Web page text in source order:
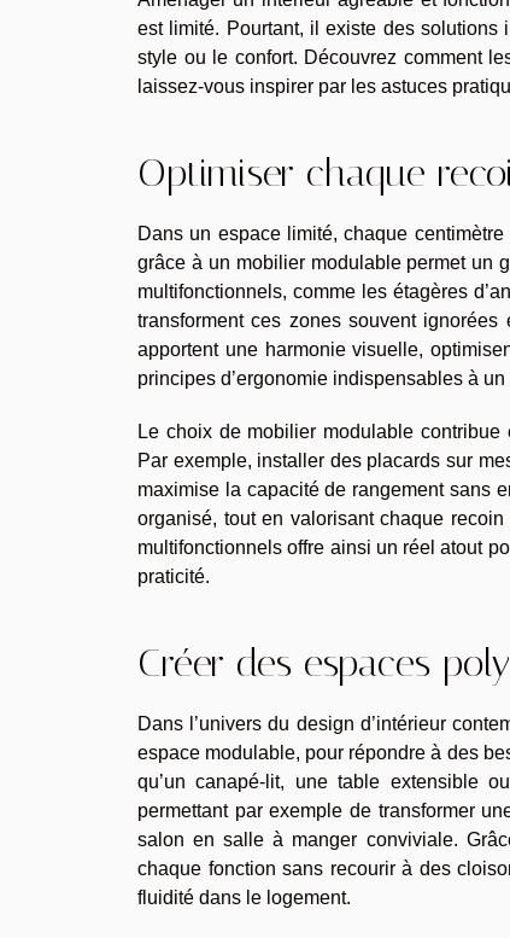
est limité. Pourtant, il existe des solutions
style ou le confort. Découvrez comment
laissez-vous inspirer par les astuces
Optimiser chaque
Dans un espace limité, chaque
grâce à un mobilier modulable permet un
multifonctionnels, comme les étagères
transforment ces zones souvent
apportent une harmonie visuelle,
principes d’ergonomie indispensables à
Le choix de mobilier modulable
Par exemple, installer des placards sur
maximise la capacité de rangement sans
organisé, tout en valorisant chaque
multifonctionnels offre ainsi un réel atout
praticité.
Créer des espaces
Dans l’univers du design d’intérieur
espace modulable, pour répondre à des
qu’un canapé-lit, une table extensible
permettant par exemple de transformer
salon en salle à manger conviviale.
chaque fonction sans recourir à des
fluidité dans le logement.